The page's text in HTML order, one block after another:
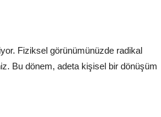
Fiziksel görünümünüzde radikal
Bu dönem, adeta kişisel bir dönüşüm